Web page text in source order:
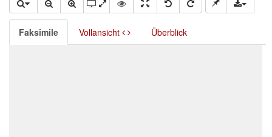
Faksimile Vollansicht Überblick